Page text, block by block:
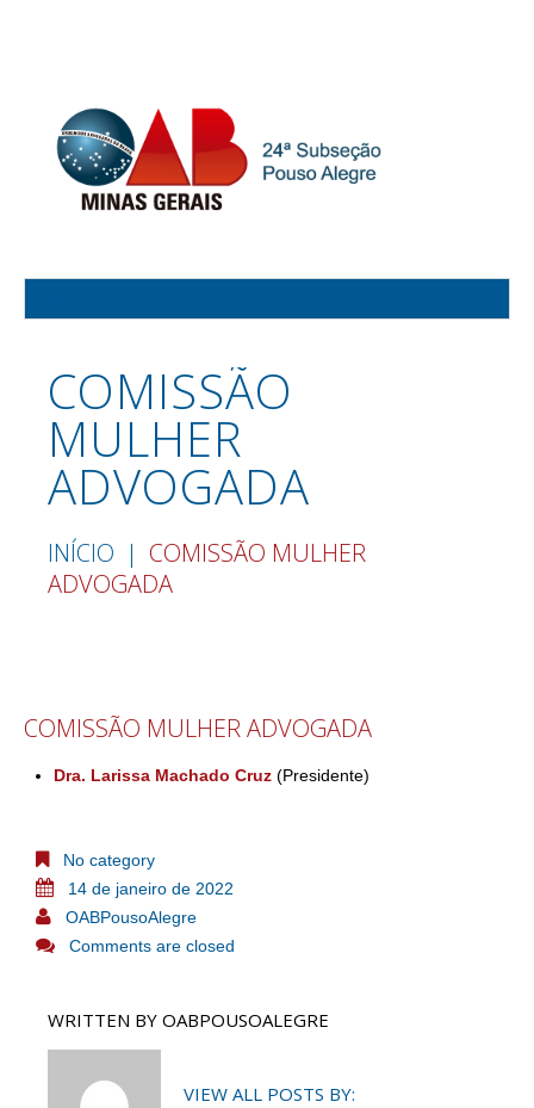
COMISSÃO
MULHER
ADVOGADA
INÍCIO
COMISSÃO MULHER
ADVOGADA
COMISSÃO MULHER ADVOGADA
Dra. Larissa Machado Cruz (Presidente)
No category
14 de janeiro de 2022
OABPousoAlegre
Comments are closed
WRITTEN BY OABPOUSOALEGRE
VIEW ALL POSTS BY: